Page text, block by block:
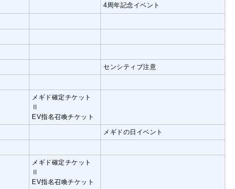
4周年記念イベント
センシティブ注意
メギド確定チケット
Ⅱ
EV指名召喚チケット
メギドの日イベント
メギド確定チケット
Ⅱ
EV指名召喚チケット